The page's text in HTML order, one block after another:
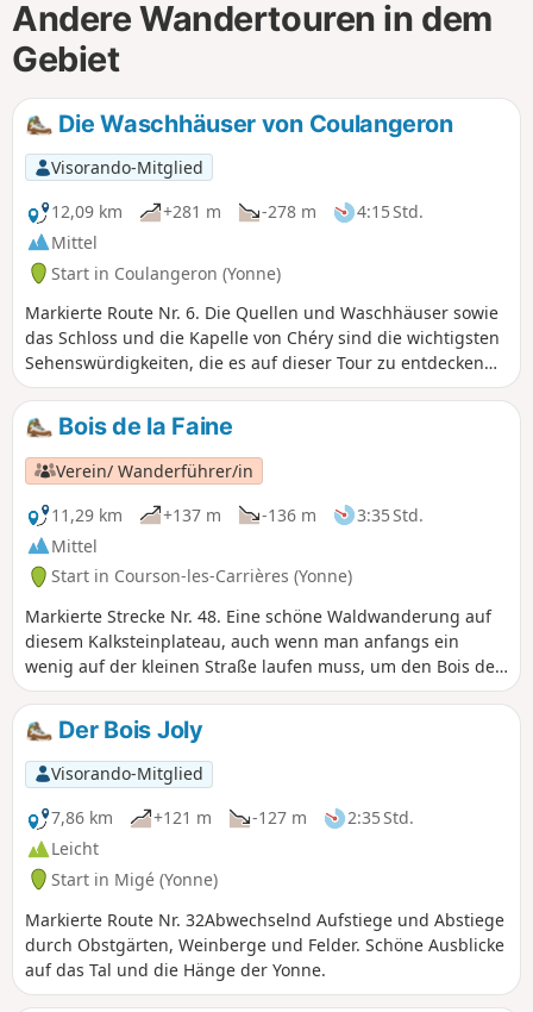
Andere Wandertouren in dem
Gebiet
Die Waschhäuser von Coulangeron
Visorando-Mitglied
12,09 km
+281 m -278 m
4:15 Std.
Mittel
Start in Coulangeron (Yonne)
Markierte Route Nr. 6. Die Quellen und Waschhäuser sowie
das Schloss und die Kapelle von Chéry sind die wichtigsten
Sehenswürdigkeiten, die es auf dieser Tour zu entdecken
gilt. Entlang der gesamten Strecke wechseln sich Täler und
Hügel ab, von denen aus sich zahlreiche Ausblicke bieten.
Bois de la Faine
Verein/ Wanderführer/in
11,29 km
+137 m -136 m
3:35 Std.
Mittel
Start in Courson-les-Carrières (Yonne)
Markierte Strecke Nr. 48. Eine schöne Waldwanderung auf
diesem Kalksteinplateau, auch wenn man anfangs ein
wenig auf der kleinen Straße laufen muss, um den Bois de
la Faine und die folgenden zu erreichen. Das durchquerte
Waldmassiv ist reich an Holzarten und Exemplaren von
Eichen und Buchen und braucht sich nicht hinter dem nahe
gelegenen Forêt de Frétoy zu verstecken.
Der Bois Joly
Visorando-Mitglied
7,86 km
+121 m -127 m
2:35 Std.
Leicht
Start in Migé (Yonne)
Markierte Route Nr. 32Abwechselnd Aufstiege und Abstiege
durch Obstgärten, Weinberge und Felder. Schöne Ausblicke
auf das Tal und die Hänge der Yonne.